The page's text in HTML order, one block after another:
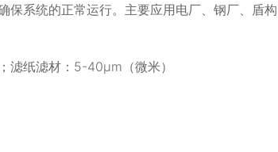
系统的正常运行。主要应用电厂、钢厂、盾
纸滤材：5-40μm（微米）